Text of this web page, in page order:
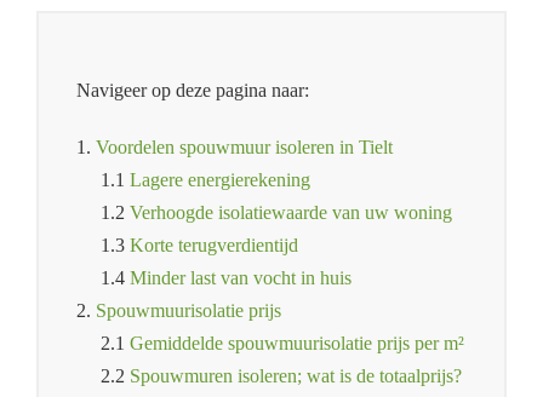
Navigeer op deze pagina naar:
1. Voordelen spouwmuur isoleren in Tielt
1.1 Lagere energierekening
1.2 Verhoogde isolatiewaarde van uw woning
1.3 Korte terugverdientijd
1.4 Minder last van vocht in huis
2. Spouwmuurisolatie prijs
2.1 Gemiddelde spouwmuurisolatie prijs per m²
2.2 Spouwmuren isoleren; wat is de totaalprijs?